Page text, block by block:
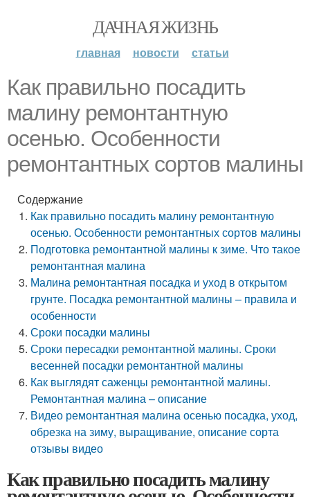
ДАЧНАЯ ЖИЗНЬ
главная новости статьи
Как правильно посадить
малину ремонтантную
осенью. Особенности
ремонтантных сортов малины
Содержание
Как правильно посадить малину ремонтантную
осенью. Особенности ремонтантных сортов малины
Подготовка ремонтантной малины к зиме. Что такое
ремонтантная малина
Малина ремонтантная посадка и уход в открытом
грунте. Посадка ремонтантной малины – правила и
особенности
Сроки посадки малины
Сроки пересадки ремонтантной малины. Сроки
весенней посадки ремонтантной малины
Как выглядят саженцы ремонтантной малины.
Ремонтантная малина – описание
Видео ремонтантная малина осенью посадка, уход,
обрезка на зиму, выращивание, описание сорта
отзывы видео
Как правильно посадить малину